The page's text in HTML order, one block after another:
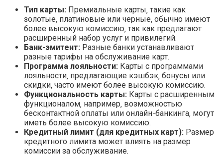
Тип карты: Премиальные карты‚ такие как
золотые‚ платиновые или черные‚ обычно имеют
более высокую комиссию‚ так как предлагают
расширенный набор услуг и привилегий.
Банк-эмитент: Разные банки устанавливают
разные тарифы на обслуживание карт.
Программа лояльности: Карты с программами
лояльности‚ предлагающие кэшбэк‚ бонусы или
скидки‚ часто имеют более высокую комиссию.
Функциональность карты: Карты с расширенным
функционалом‚ например‚ возможностью
бесконтактной оплаты или онлайн-банкинга‚ могут
иметь более высокую комиссию.
Кредитный лимит (для кредитных карт): Размер
кредитного лимита может влиять на размер
комиссии за обслуживание.